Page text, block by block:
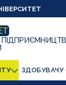
ЗДОБУВАЧУ